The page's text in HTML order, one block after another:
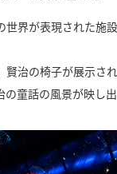
世界が表現された施
治の椅子が展示され
童話の風景が映し出